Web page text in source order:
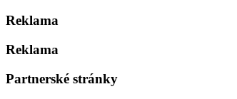
Reklama
Reklama
Partnerské stránky